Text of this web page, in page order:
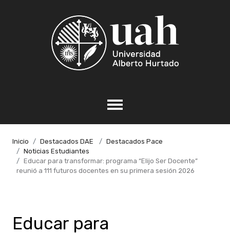
Inicio Destacados DAE
Destacados Pace
Noticias Estudiantes
Educar para transformar: programa “Elijo Ser Docente”
reunió a 111 futuros docentes en su primera sesión 2026
Educar para